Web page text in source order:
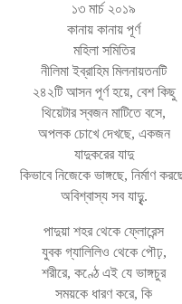
১৩ মার্চ ২০১৯
কানায় কানায় পূর্ণ
মহিলা সমিতির
নীলিমা ইব্রাহিম মিলনায়তনটি
২৪২টি আসন পূর্ণ হয়ে, বেশ কিছু
থিয়েটার স্বজন মাটিতে বসে,
অপলক চোখে দেখছে, একজন
যাদুকরের যাদু
কিভাবে নিজেকে ভাঙ্গছে, নির্মাণ
অবিশ্বাস্য সব যাদুৃৃৃ.
পাদুয়া শহর থেকে ফ্লোরেন্স
যুবক গ্যালিলিও থেকে পৌঢ়,
শরীরে, কণ্ঠে এই যে ভাঙ্গচুর
সময়কে ধারণ করে, কি